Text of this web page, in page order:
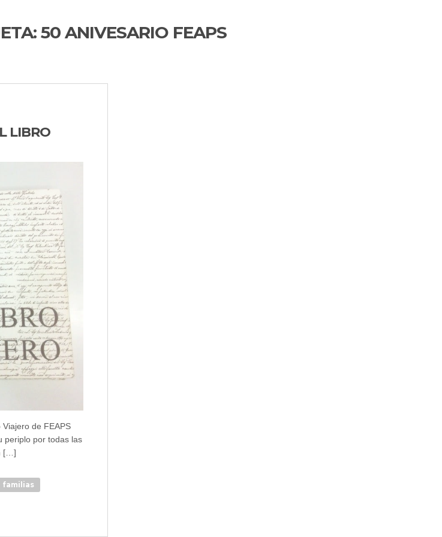
50 ANIVESARIO FEAPS
LIBRO
de FEAPS
periplo por todas las
[…]
familias